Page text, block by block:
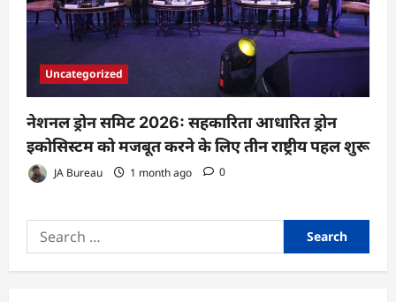
Uncategorized
नेशनल ड्रोन समिट 2026: सहकारिता आधारित ड्रोन
इकोसिस्टम को मजबूत करने के लिए तीन राष्ट्रीय पहल शुरू
JA Bureau 1 month ago 0
Search
for: